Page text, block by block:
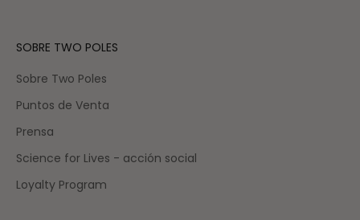
SOBRE TWO POLES
Sobre Two Poles
Puntos de Venta
Prensa
Science for Lives - acción social
Loyalty Program